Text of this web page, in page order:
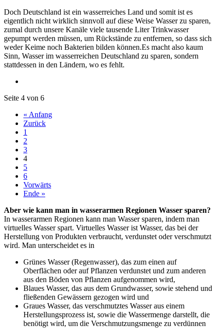
Doch Deutschland ist ein wasserreiches Land und somit ist es
eigentlich nicht wirklich sinnvoll auf diese Weise Wasser zu sparen,
zumal durch unsere Kanäle viele tausende Liter Trinkwasser
gepumpt werden müssen, um Rückstände zu entfernen, so dass sich
weder Keime noch Bakterien bilden können.Es macht also kaum
Sinn, Wasser im wasserreichen Deutschland zu sparen, sondern
stattdessen in den Ländern, wo es fehlt.
Seite 4 von 6
« Anfang
Zurück
1
2
3
4
5
6
Vorwärts
Ende »
Aber wie kann man in wasserarmen Regionen Wasser sparen?
In wasserarmen Regionen kann man Wasser sparen, indem man
virtuelles Wasser spart. Virtuelles Wasser ist Wasser, das bei der
Herstellung von Produkten verbraucht, verdunstet oder verschmutzt
wird. Man unterscheidet es in
Grünes Wasser (Regenwasser), das zum einen auf
Oberflächen oder auf Pflanzen verdunstet und zum anderen
aus den Böden von Pflanzen aufgenommen wird,
Blaues Wasser, das aus dem Grundwasser, sowie stehend und
fließenden Gewässern gezogen wird und
Graues Wasser, das verschmutztes Wasser aus einem
Herstellungsprozess ist, sowie die Wassermenge darstellt, die
benötigt wird, um die Verschmutzungsmenge zu verdünnen